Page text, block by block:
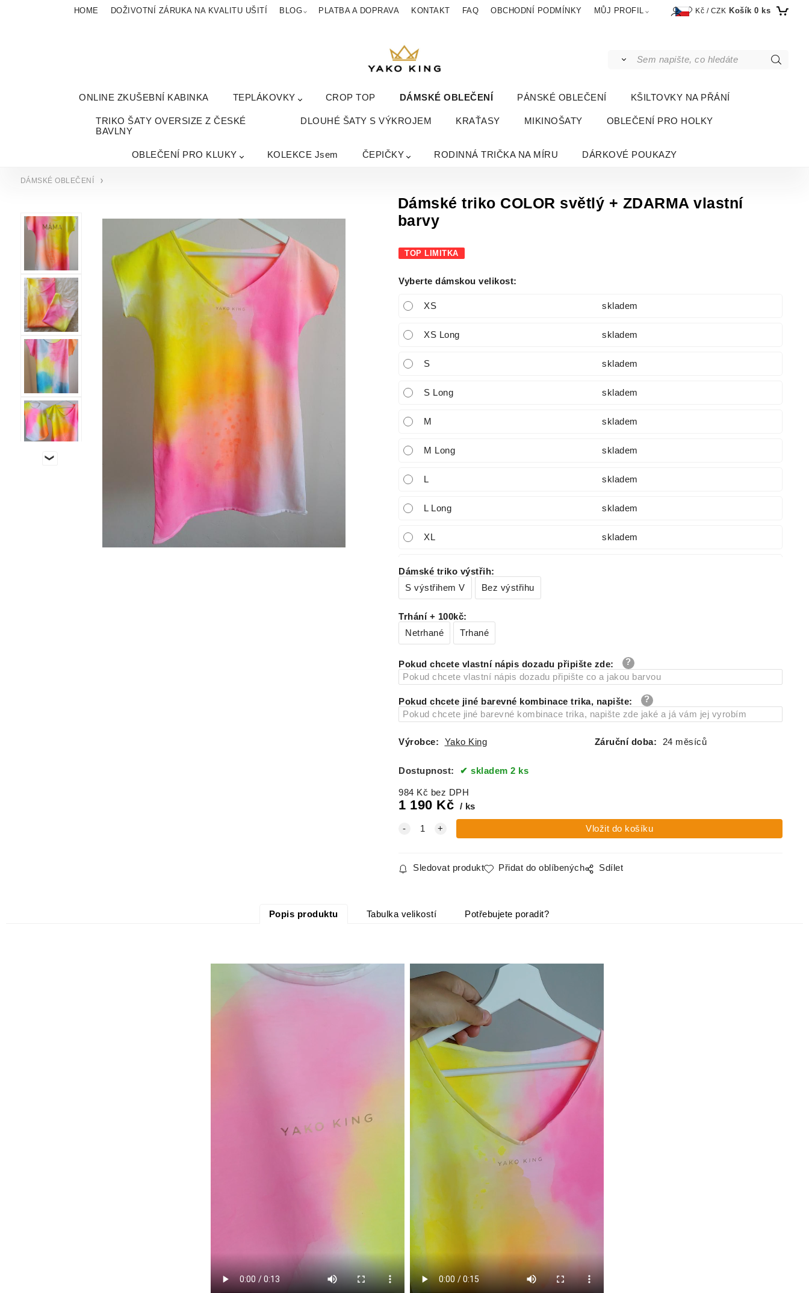
HOME DOŽIVOTNÍ ZÁRUKA NA KVALITU UŠITÍ BLOG PLATBA A DOPRAVA KONTAKT FAQ OBCHODNÍ PODMÍNKY MŮJ PROFIL Kč / CZK Košík 0 ks
ONLINE ZKUŠEBNÍ KABINKA TEPLÁKOVKY CROP TOP DÁMSKÉ OBLEČENÍ PÁNSKÉ OBLEČENÍ KŠILTOVKY NA PŘÁNÍ
TRIKO ŠATY OVERSIZE Z ČESKÉ
BAVLNY
DLOUHÉ ŠATY S VÝKROJEM KRAŤASY MIKINOŠATY OBLEČENÍ PRO HOLKY
OBLEČENÍ PRO KLUKY KOLEKCE Jsem ČEPIČKY RODINNÁ TRIČKA NA MÍRU DÁRKOVÉ POUKAZY
DÁMSKÉ OBLEČENÍ
Dámské triko COLOR světlý + ZDARMA vlastní
barvy
TOP LIMITKA
Vyberte dámskou velikost:
XS skladem
XS Long skladem
S skladem
S Long skladem
M skladem
M Long skladem
L skladem
L Long skladem
XL skladem
XL Long
Dámské triko výstřih:
S výstřihem V
Bez výstřihu
Trhání + 100kč:
Netrhané
Trhané
Pokud chcete vlastní nápis dozadu připište zde:
Pokud chcete jiné barevné kombinace trika, napište:
Výrobce: Yako King Záruční doba: 24 měsíců
Dostupnost: skladem 2 ks
984 Kč bez DPH
1 190 Kč ks
Sledovat produkt Přidat do oblíbených Sdílet
Popis produktu Tabulka velikostí Potřebujete poradit?